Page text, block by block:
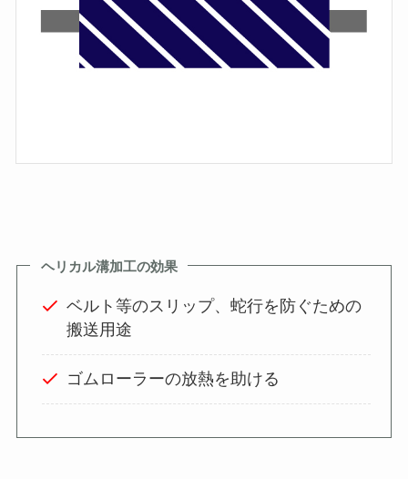
ヘリカル溝加工の効果
ベルト等のスリップ、蛇行を防ぐための
搬送用途
ゴムローラーの放熱を助ける